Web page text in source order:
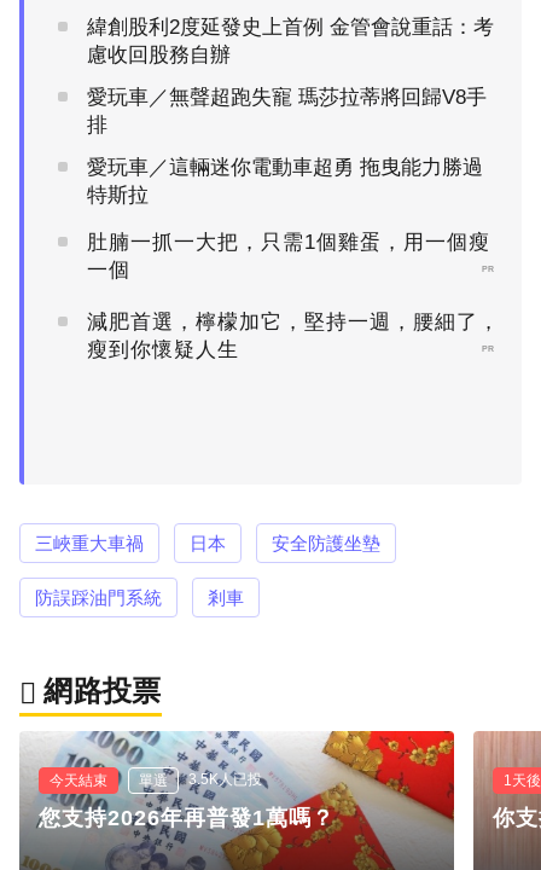
緯創股利2度延發史上首例 金管會說重話：考
慮收回股務自辦
愛玩車／無聲超跑失寵 瑪莎拉蒂將回歸V8手
排
愛玩車／這輛迷你電動車超勇 拖曳能力勝過
特斯拉
肚腩一抓一大把，只需1個雞蛋，用一個瘦
一個
PR
減肥首選，檸檬加它，堅持一週，腰細了，
瘦到你懷疑人生
PR
三峽重大車禍 日本 安全防護坐墊
防誤踩油門系統 剎車
網路投票
今天結束 單選 3.5K人已投
您支持2026年再普發1萬嗎？
1天
你